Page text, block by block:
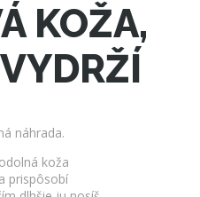
KOŽA,
náhrada.
koža
prispôsobí